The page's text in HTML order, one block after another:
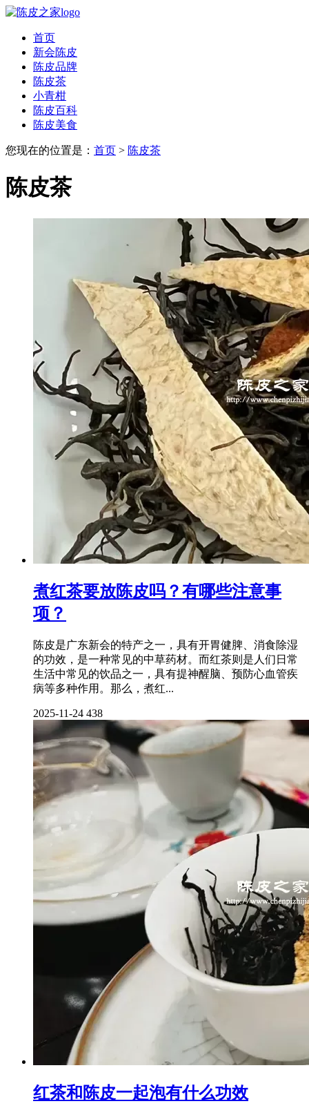
首页
新会陈皮
陈皮品牌
陈皮茶
小青柑
陈皮百科
陈皮美食
您现在的位置是： 首页 > 陈皮茶
陈皮茶
煮红茶要放陈皮吗？有哪些注意事
项？
陈皮是广东新会的特产之一，具有开胃健脾、消食除湿
的功效，是一种常见的中草药材。而红茶则是人们日常
生活中常见的饮品之一，具有提神醒脑、预防心血管疾
病等多种作用。那么，煮红...
2025-11-24 438
红茶和陈皮一起泡有什么功效